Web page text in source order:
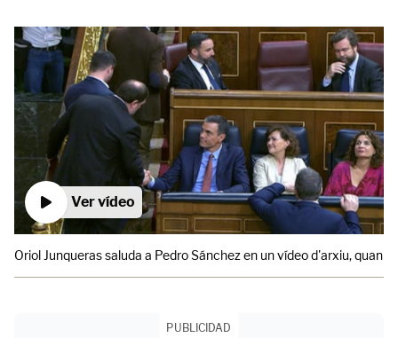
Ver vídeo
Oriol Junqueras saluda a Pedro Sánchez en un vídeo d'arxiu, quan
PUBLICIDAD